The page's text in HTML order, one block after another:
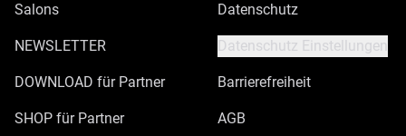
Salons
NEWSLETTER
DOWNLOAD für Partner
SHOP für Partner
Datenschutz
Datenschutz Einstellungen
Barrierefreiheit
AGB